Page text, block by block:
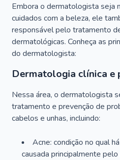
Embora o dermatologista seja
cuidados com a beleza, ele
responsável pelo tratamento
dermatológicas. Conheça as
do dermatologista:
Dermatologia clínica e
Nessa área, o dermatologista
tratamento e prevenção de
cabelos e unhas, incluindo:
Acne: condição no qual
causada principalmente